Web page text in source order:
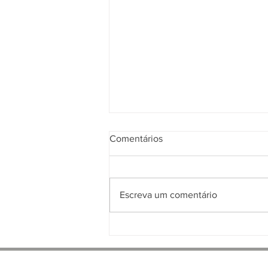
PRODUTOR
Comentários
Escreva um comentário